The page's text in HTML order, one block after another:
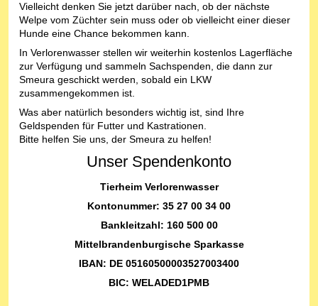
Vielleicht denken Sie jetzt darüber nach, ob der nächste
Welpe vom Züchter sein muss oder ob vielleicht einer dieser
Hunde eine Chance bekommen kann.
In Verlorenwasser stellen wir weiterhin kostenlos Lagerfläche
zur Verfügung und sammeln Sachspenden, die dann zur
Smeura geschickt werden, sobald ein LKW
zusammengekommen ist.
Was aber natürlich besonders wichtig ist, sind Ihre
Geldspenden für Futter und Kastrationen.
Bitte helfen Sie uns, der Smeura zu helfen!
Unser Spendenkonto
Tierheim Verlorenwasser
Kontonummer: 35 27 00 34 00
Bankleitzahl: 160 500 00
Mittelbrandenburgische Sparkasse
IBAN: DE 05160500003527003400
BIC: WELADED1PMB